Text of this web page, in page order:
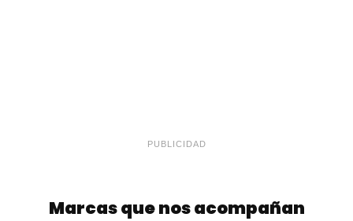
PUBLICIDAD
Marcas que nos acompañan